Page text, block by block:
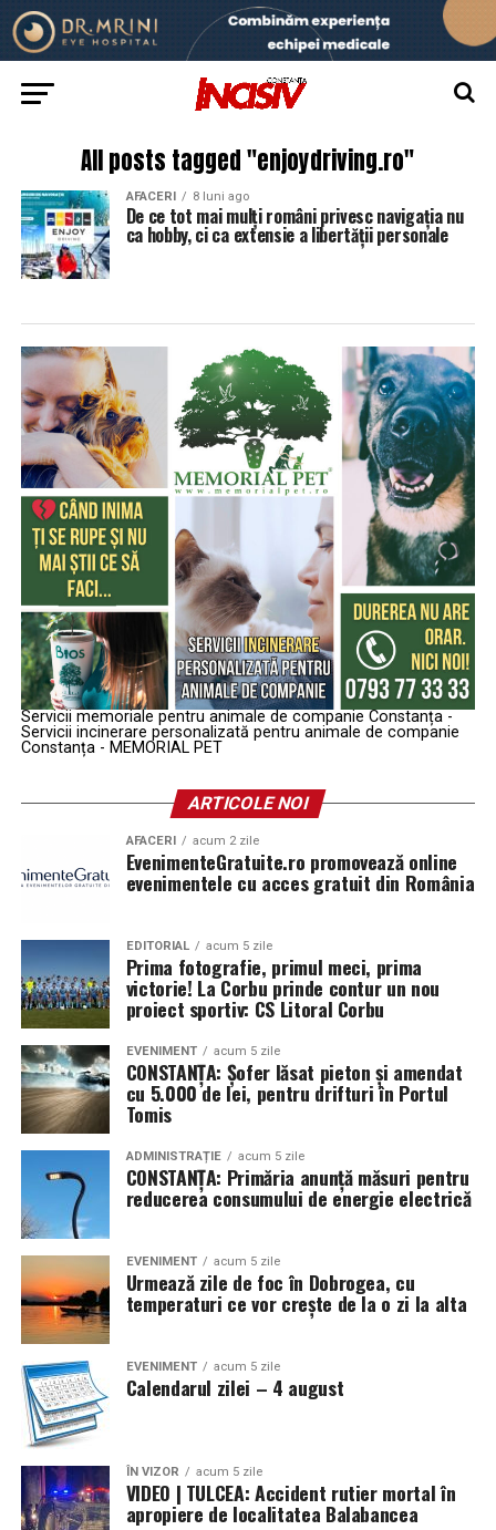
All posts tagged "enjoydriving.ro"
AFACERI 8 luni ago
De ce tot mai mulți români privesc navigația nu
ca hobby, ci ca extensie a libertății personale
Servicii memoriale pentru animale de companie Constanța -
Servicii incinerare personalizată pentru animale de companie
Constanța - MEMORIAL PET
ARTICOLE NOI
AFACERI acum 2 zile
EvenimenteGratuite.ro promovează online
evenimentele cu acces gratuit din România
EDITORIAL acum 5 zile
Prima fotografie, primul meci, prima
victorie! La Corbu prinde contur un nou
proiect sportiv: CS Litoral Corbu
EVENIMENT acum 5 zile
CONSTANȚA: Șofer lăsat pieton și amendat
cu 5.000 de lei, pentru drifturi în Portul
Tomis
ADMINISTRAȚIE acum 5 zile
CONSTANȚA: Primăria anunță măsuri pentru
reducerea consumului de energie electrică
EVENIMENT acum 5 zile
Urmează zile de foc în Dobrogea, cu
temperaturi ce vor crește de la o zi la alta
EVENIMENT acum 5 zile
Calendarul zilei – 4 august
ÎN VIZOR acum 5 zile
VIDEO | TULCEA: Accident rutier mortal în
apropiere de localitatea Balabancea